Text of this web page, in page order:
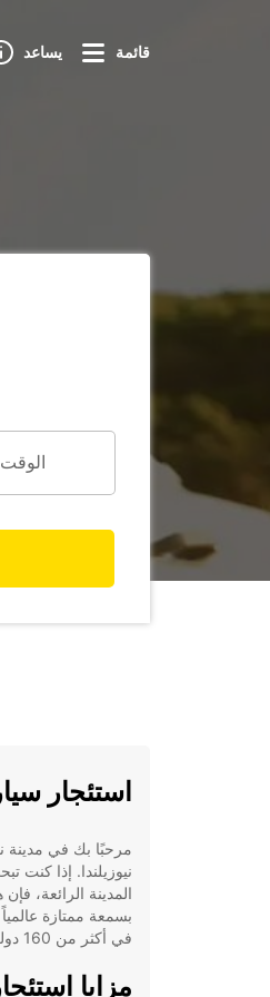
يساعد قائمة
استئجار
مرحبًا بك في مدينة
نيوزيلندا. إذا
بسمعة ممتازة
في أكثر من 160 دولة حول العالم.